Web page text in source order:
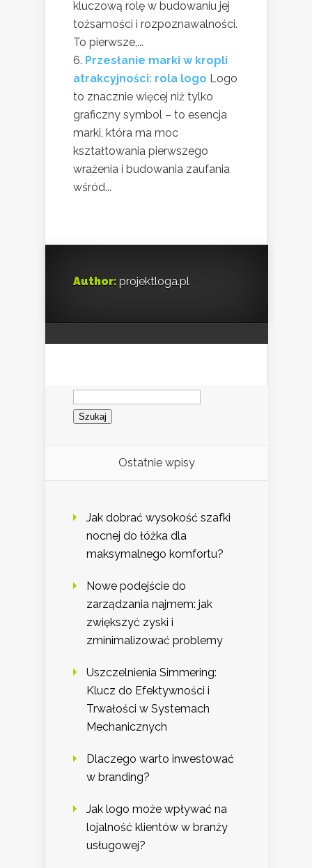
kluczową rolę w budowaniu jej
tożsamości i rozpoznawalności.
To pierwsze,...
Przesłanie marki w kropli
atrakcyjności: rola logo Logo
to znacznie więcej niż tylko
graficzny symbol – to esencja
marki, która ma moc
kształtowania pierwszego
wrażenia i budowania zaufania
wśród...
Author: projektloga.pl
Szukaj:
Ostatnie wpisy
Jak dobrać wysokość szafki
nocnej do łóżka dla
maksymalnego komfortu?
Nowe podejście do
zarządzania najmem: jak
zwiększyć zyski i
zminimalizować problemy
Uszczelnienia Simmering:
Klucz do Efektywności i
Trwałości w Systemach
Mechanicznych
Dlaczego warto inwestować
w branding?
Jak logo może wpływać na
lojalność klientów w branży
usługowej?